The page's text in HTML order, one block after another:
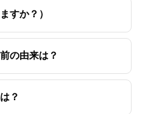
すか？）
の由来は？
？